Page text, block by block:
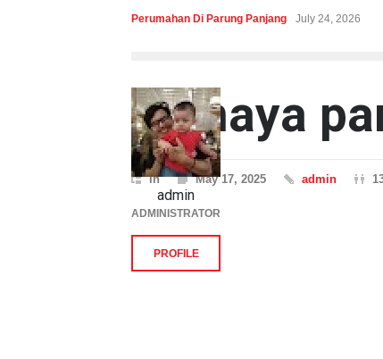
Perumahan Di Parung Panjang July 24, 2026
namaya
In May 17, 2025 admin
admin
ADMINISTRATOR
PROFILE